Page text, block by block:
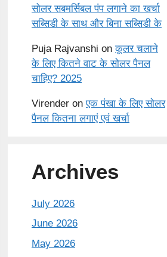
सोलर सबमर्सिबल पंप लगाने का खर्चा
सब्सिडी के साथ और बिना सब्सिडी के
Puja Rajvanshi onकूलर चलाने
के लिए कितने वाट के सोलर पैनल
चाहिए? 2025
Virender onएक पंखा के लिए सोलर
पैनल कितना लगाएं एवं खर्चा
Archives
July 2026
June 2026
May 2026